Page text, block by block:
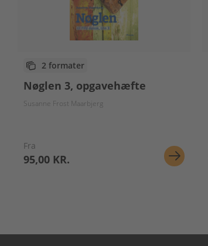
2 formater
Nøglen 3, opgavehæfte
Susanne Frost Maarbjerg
Fra
95,00 KR.